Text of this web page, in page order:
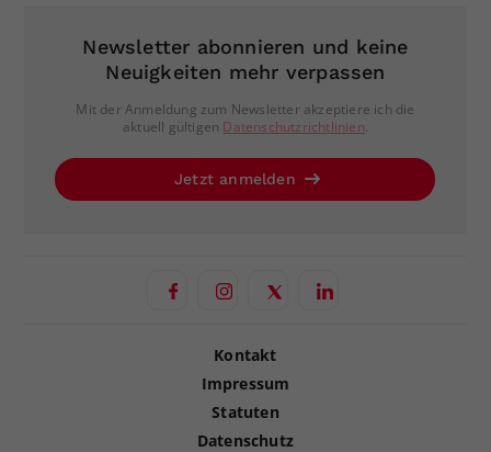
Newsletter abonnieren und keine
Neuigkeiten mehr verpassen
Mit der Anmeldung zum Newsletter akzeptiere ich die
aktuell gültigen Datenschutzrichtlinien.
Jetzt anmelden
Kontakt
Impressum
Statuten
Datenschutz